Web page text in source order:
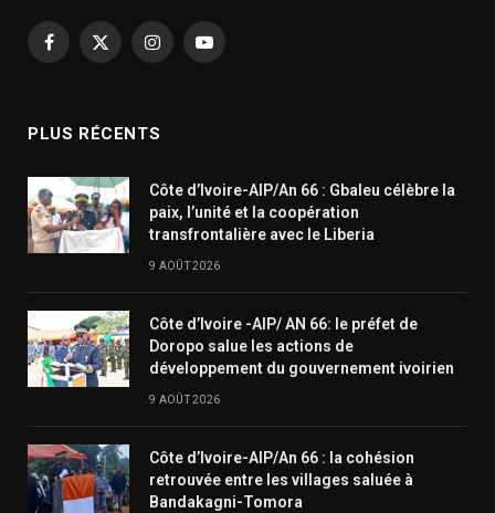
Facebook
X
InstagramYouTube
PLUS RÉCENTS
Côte d’Ivoire-AIP/An 66 : Gbaleu célèbre la
paix, l’unité et la coopération
transfrontalière avec le Liberia
9 AOÛT 2026
Côte d’Ivoire -AIP/ AN 66: le préfet de
Doropo salue les actions de
développement du gouvernement ivoirien
9 AOÛT 2026
Côte d’Ivoire-AIP/An 66 : la cohésion
retrouvée entre les villages saluée à
Bandakagni-Tomora